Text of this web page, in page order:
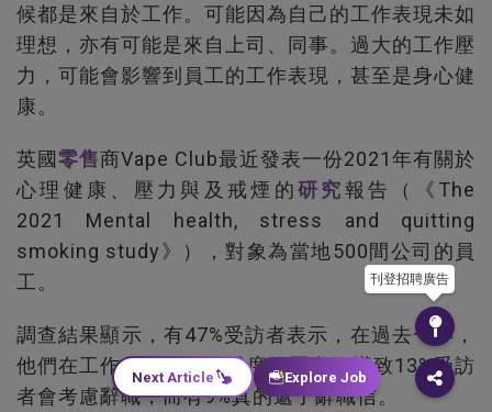
候都是來自於工作。可能因為自己的工作表現未如
理想，亦有可能是來自上司、同事。過大的工作壓
力，可能會影響到員工的工作表現，甚至是身心健
康。
英國零售商Vape Club最近發表一份2021年有關於
心理健康、壓力與及戒煙的研究報告（《The
2021 Mental health, stress and quitting
smoking study》），對象為當地500間公司的員
工。
調查結果顯示，有47%受訪者表示，在過去一年，
他們在工作的地方承受過度的壓力，導致13%受訪
者會考慮辭職，而有9%真的遞了辭職信。
刊登招聘廣告
Next Article Explore Job